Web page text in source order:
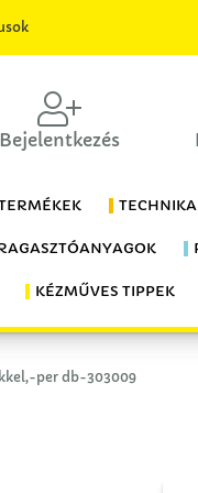
Bejelentkezés
KÉZMŰVES TIPPEK
per db-303009